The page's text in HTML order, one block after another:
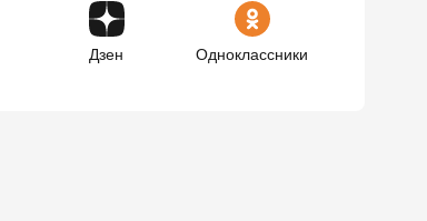
Дзен Одноклассники